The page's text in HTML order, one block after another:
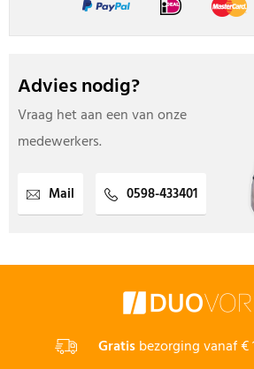
Advies nodig?
Vraag het aan een van onze
medewerkers.
Mail 0598-433401
Gratisbezorging vanaf €